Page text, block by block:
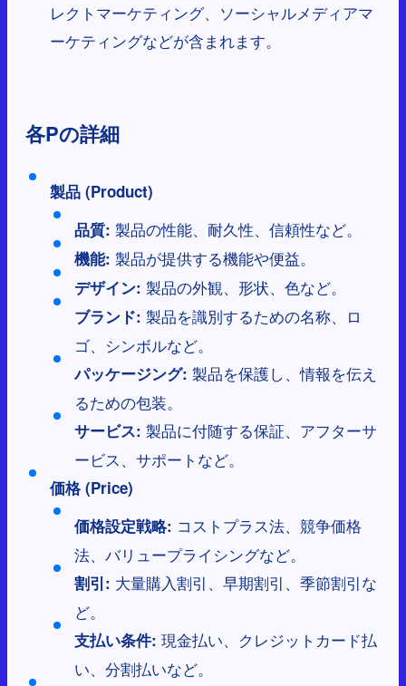
レクトマーケティング、ソーシャルメディアマ
ーケティングなどが含まれます。
各Pの詳細
製品 (Product)
品質: 製品の性能、耐久性、信頼性など。
機能: 製品が提供する機能や便益。
デザイン: 製品の外観、形状、色など。
ブランド: 製品を識別するための名称、ロ
ゴ、シンボルなど。
パッケージング: 製品を保護し、情報を伝え
るための包装。
サービス: 製品に付随する保証、アフターサ
ービス、サポートなど。
価格 (Price)
価格設定戦略: コストプラス法、競争価格
法、バリュープライシングなど。
割引: 大量購入割引、早期割引、季節割引な
ど。
支払い条件: 現金払い、クレジットカード払
い、分割払いなど。